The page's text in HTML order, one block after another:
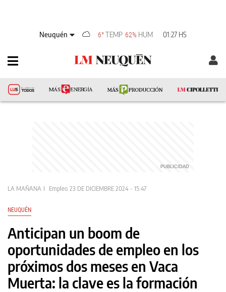
Neuquén 6°TEMP 62% HUM 01:27 HS
LA MAÑANA Empleo 23 DE DICIEMBRE 2024 - 15:47
NEUQUÉN
Anticipan un boom de
oportunidades de empleo en los
próximos dos meses en Vaca
Muerta: la clave es la formación